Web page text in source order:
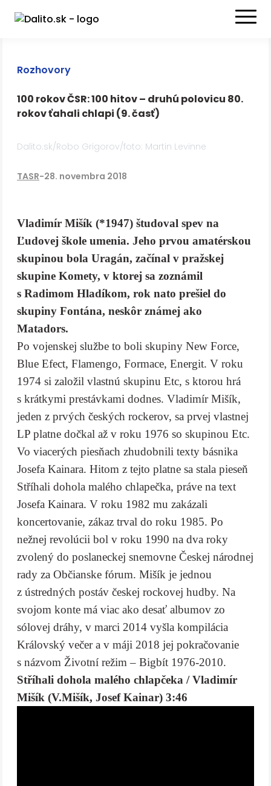
Rozhovory
100 rokov ČSR: 100 hitov – druhú polovicu 80.
rokov ťahali chlapi (9. časť)
Dalito.sk/Robo Grigorov/foto: Martin Levinne
TASR-28. novembra 2018
Vladimír Mišík (*1947) študoval spev na
Ľudovej škole umenia. Jeho prvou amatérskou
skupinou bola Uragán, začínal v pražskej
skupine Komety, v ktorej sa zoznámil
s Radimom Hladíkom, rok nato prešiel do
skupiny Fontána, neskôr známej ako
Matadors.
Po vojenskej službe to boli skupiny New Force,
Blue Efect, Flamengo, Formace, Energit. V roku
1974 si založil vlastnú skupinu Etc, s ktorou hrá
s krátkymi prestávkami dodnes. Vladimír Mišík,
jeden z prvých českých rockerov, sa prvej vlastnej
LP platne dočkal až v roku 1976 so skupinou Etc.
Vo viacerých piesňach zhudobnili texty básnika
Josefa Kainara. Hitom z tejto platne sa stala pieseň
Stříhali dohola malého chlapečka, práve na text
Josefa Kainara. V roku 1982 mu zakázali
koncertovanie, zákaz trval do roku 1985. Po
nežnej revolúcii bol v roku 1990 na dva roky
zvolený do poslaneckej snemovne Českej národnej
rady za Občianske fórum. Mišík je jednou
z ústredných postáv českej rockovej hudby. Na
svojom konte má viac ako desať albumov zo
sólovej dráhy, v marci 2014 vyšla kompilácia
Královský večer a v máji 2018 jej pokračovanie
s názvom Životní režim – Bigbít 1976-2010.
Stříhali dohola malého chlapčeka / Vladimír
Mišík (V.Mišík, Josef Kainar) 3:46